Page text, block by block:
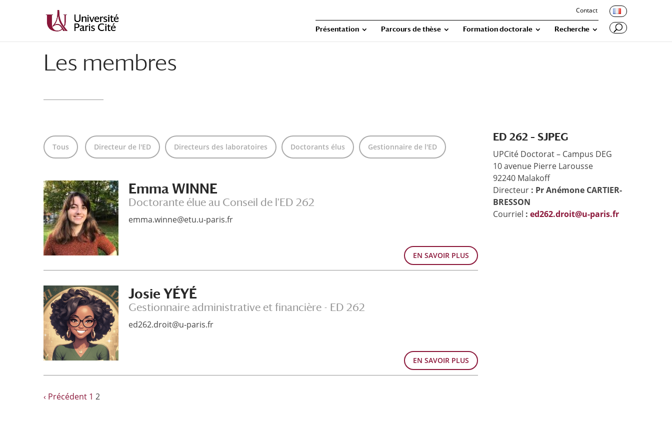
principal
navigation
Contact
Présentation Parcours de thèse Formation doctorale Recherche
Les membres
Tous Directeur de l'ED Directeurs des laboratoires Doctorants élus Gestionnaire de l'ED
Emma WINNE
Doctorante élue au Conseil de l'ED 262
emma.winne@etu.u-paris.fr
EN SAVOIR PLUS
Josie YÉYÉ
Gestionnaire administrative et financière - ED 262
ed262.droit@u-paris.fr
EN SAVOIR PLUS
‹ Précédent 1 2
ED 262 – SJPEG
UPCité Doctorat – Campus DEG
10 avenue Pierre Larousse
92240 Malakoff
Directeur: Pr Anémone CARTIER-
BRESSON
Courriel : ed262.droit@u-paris.fr